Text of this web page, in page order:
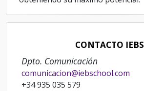
CONTACTO IEBS
Dpto. Comunicación
comunicacion@iebschool.com
+34 935 035 579